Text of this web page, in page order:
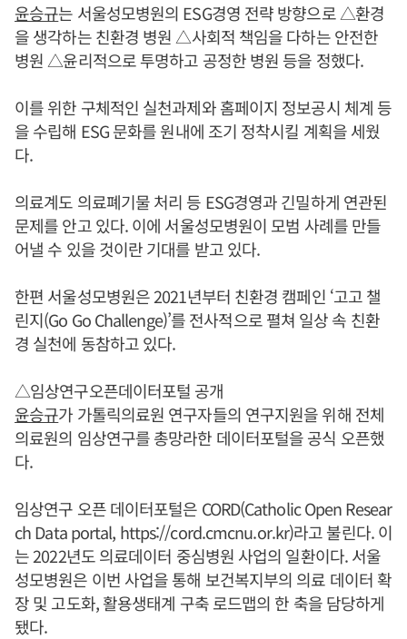
윤승규는 서울성모병원의 ESG경영 전략 방향으로 △환경
을 생각하는 친환경 병원 △사회적 책임을 다하는 안전한
병원 △윤리적으로 투명하고 공정한 병원 등을 정했다.
이를 위한 구체적인 실천과제와 홈페이지 정보공시 체계 등
을 수립해 ESG 문화를 원내에 조기 정착시킬 계획을 세웠
다.
의료계도 의료폐기물 처리 등 ESG경영과 긴밀하게 연관된
문제를 안고 있다. 이에 서울성모병원이 모범 사례를 만들
어낼 수 있을 것이란 기대를 받고 있다.
한편 서울성모병원은 2021년부터 친환경 캠페인 ‘고고 챌
린지(Go Go Challenge)’를 전사적으로 펼쳐 일상 속 친환
경 실천에 동참하고 있다.
△임상연구오픈데이터포털 공개
윤승규가 가톨릭의료원 연구자들의 연구지원을 위해 전체
의료원의 임상연구를 총망라한 데이터포털을 공식 오픈했
다.
임상연구 오픈 데이터포털은 CORD(Catholic Open Resear
ch Data portal, https://cord.cmcnu.or.kr)라고 불린다. 이
는 2022년도 의료데이터 중심병원 사업의 일환이다. 서울
성모병원은 이번 사업을 통해 보건복지부의 의료 데이터 확
장 및 고도화, 활용생태계 구축 로드맵의 한 축을 담당하게
됐다.